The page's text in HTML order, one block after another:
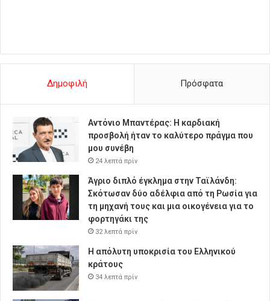
Δημοφιλή Πρόσφατα
Αντόνιο Μπαντέρας: Η καρδιακή
προσβολή ήταν το καλύτερο πράγμα που
μου συνέβη
24 λεπτά πρίν
Άγριο διπλό έγκλημα στην Ταϊλάνδη:
Σκότωσαν δύο αδέλφια από τη Ρωσία για
τη μηχανή τους και μια οικογένεια για το
φορτηγάκι της
32 λεπτά πρίν
Η απόλυτη υποκρισία του Ελληνικού
κράτους
34 λεπτά πρίν